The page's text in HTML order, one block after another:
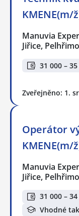
KMENE(m/
Manuvia
Jiřice,
31 000 –
Zveřejněno: 1.
Operátor
KMENE(m/
Manuvia
Jiřice,
31 000 –
Vhodné